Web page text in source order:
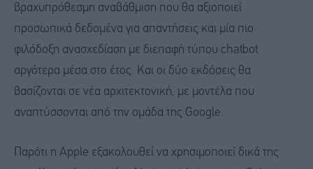
βραχυπρόθεσμη αναβάθμιση που θα αξιοποιεί
προσωπικά δεδομένα για απαντήσεις και μία πιο
φιλόδοξη ανασχεδίαση με διεπαφή τύπου chatbot
αργότερα μέσα στο έτος. Και οι δύο εκδόσεις θα
βασίζονται σε νέα αρχιτεκτονική, με μοντέλα που
αναπτύσσονται από την ομάδα της Google.
Παρότι η Apple εξακολουθεί να χρησιμοποιεί δικά της